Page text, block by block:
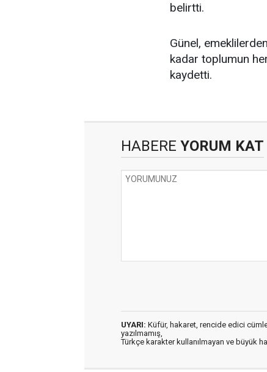
belirtti.
Günel,
kadar toplumun
kaydetti.
HABERE YORUM KAT
UYARI: Küfür, hakaret, rencide edici
yazılmamış,
Türkçe karakter kullanılmayan ve büyük